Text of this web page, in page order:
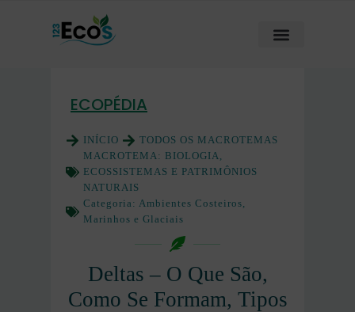
ECOPÉDIA
INÍCIO
TODOS OS MACROTEMAS
MACROTEMA: BIOLOGIA,
ECOSSISTEMAS E PATRIMÔNIOS
NATURAIS
Categoria: Ambientes Costeiros,
Marinhos e Glaciais
Deltas – O Que São,
Como Se Formam, Tipos